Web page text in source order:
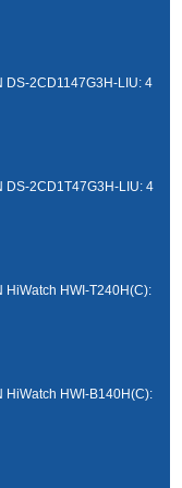
DS-2CD1147G3H-LIU: 4
DS-2CD1T47G3H-LIU: 4
HiWatch HWI-T240H(C):
HiWatch HWI-B140H(C):